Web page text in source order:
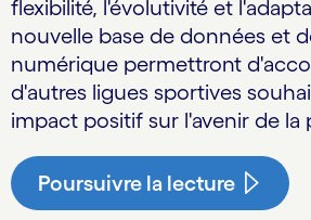
flexibilité, l'évolutivité et
nouvelle base de données et
numérique permettront
d'autres ligues sportives
impact positif sur l'avenir de la
Poursuivre la lecture